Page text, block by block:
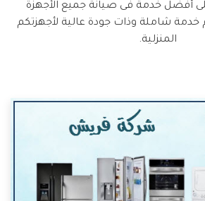
أفضل خدمة فى صيانة جميع الأجهزة
خدمة شاملة وذات جودة عالية لأجهزتكم
المنزلية.